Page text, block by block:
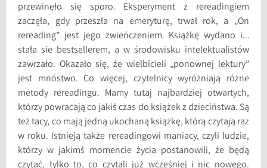
przewinęło się sporo. Eksperyment z rereadingiem
zaczęła, gdy przeszła na emeryturę, trwał rok, a „On
rereading” jest jego zwieńczeniem. Książkę wydano i…
stała sie bestsellerem, a w środowisku intelektualistów
zawrzało. Okazało się, że wielbicieli „ponownej lektury”
jest mnóstwo. Co więcej, czytelnicy wyróżniają różne
metody rereadingu. Mamy tutaj najbardziej otwartych,
którzy powracają co jakiś czas do książek z dzieciństwa. Są
też tacy, co mają jedną ukochaną książkę, którą czytają raz
w roku. Istnieją także rereadingowi maniacy, czyli ludzie,
którzy w jakimś momencie życia postanowili, że będą